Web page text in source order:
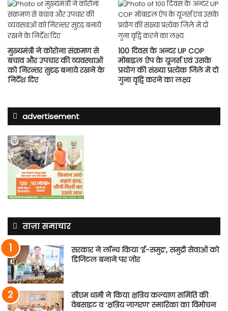
मुख्यमंत्री ने कोरोना संक्रमण से
बचाव और उपचार की व्यवस्थाओं
को निरन्तर सुदृढ़ बनाये रखने के
निर्देश दिए
100 दिवस के अन्दर UP COP
मोबाइल ऐप के यूजर्स एवं उसके
प्रयोग की संख्या प्रत्येक जिले में दो
गुना वृद्वि करने का लक्ष्य
advertisement
ताज़ा समाचार
सरकार ने लॉन्च किया ‘ई-समुद्र’, समुद्री सेवाओं को
डिजिटल बनाने पर जोर
सीएम धामी ने किया क्षत्रिय कल्याण समिति की
वेबसाइट व ‘क्षत्रिय जागरण’ स्मारिका का विमोचन